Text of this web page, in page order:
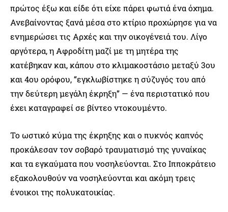
πρώτος έξω και είδε ότι είχε πάρει φωτιά ένα όχημα.
Ανεβαίνοντας ξανά μέσα στο κτίριο προχώρησε για να
ενημερώσει τις Αρχές και την οικογένειά του. Λίγο
αργότερα, η Αφροδίτη μαζί με τη μητέρα της
κατέβηκαν και, κάπου στο κλιμακοστάσιο μεταξύ 3ου
και 4ου ορόφου, “εγκλωβίστηκε η σύζυγός του από
την δεύτερη μεγάλη έκρηξη” — ένα περιστατικό που
έχει καταγραφεί σε βίντεο ντοκουμέντο.
Το ωστικό κύμα της έκρηξης και ο πυκνός καπνός
προκάλεσαν τον σοβαρό τραυματισμό της γυναίκας
και τα εγκαύματα που νοσηλεύονται. Στο Ιπποκράτειο
εξακολουθούν να νοσηλεύονται και ακόμη τρεις
ένοικοι της πολυκατοικίας.